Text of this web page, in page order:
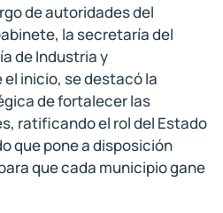
de autoridades del
la secretaría del
de Industria y
inicio, se destacó la
de fortalecer las
ratificando el rol del Estado
que pone a disposición
que cada municipio gane